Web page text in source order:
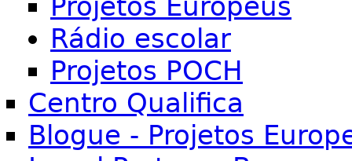
Projetos Europeus
Rádio escolar
Projetos POCH
Centro Qualifica
Blogue - Projetos